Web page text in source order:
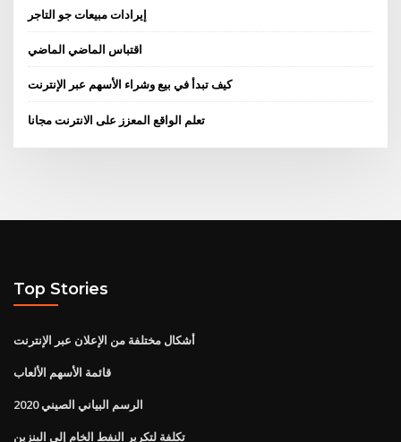
إيرادات مبيعات جو التاجر
اقتباس الماضي الماضي
كيف تبدأ في بيع وشراء الأسهم عبر الإنترنت
تعلم الواقع المعزز على الانترنت مجانا
Top Stories
أشكال مختلفة من الإعلان عبر الإنترنت
قائمة الأسهم الألعاب
الرسم البياني الصيني 2020
تكلفة لتكرير النفط الخام إلى البنزين